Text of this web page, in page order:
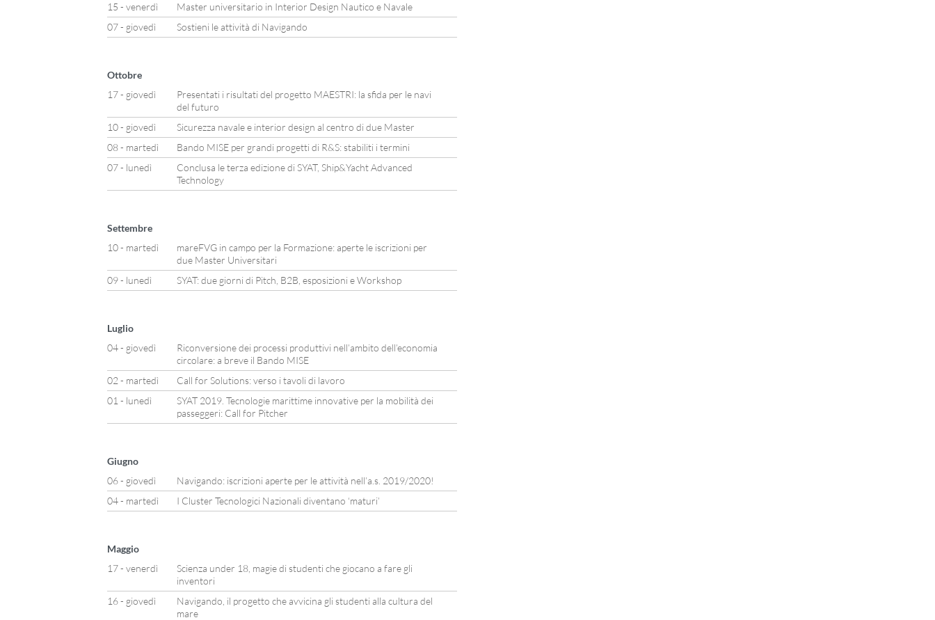
15 - venerdì
Master universitario in Interior Design Nautico e Navale
07 - giovedì
Sostieni le attività di Navigando
Ottobre
17 - giovedì
Presentati i risultati del progetto MAESTRI: la sfida per le navi
del futuro
10 - giovedì
Sicurezza navale e interior design al centro di due Master
08 - martedì
Bando MISE per grandi progetti di R&S: stabiliti i termini
07 - lunedì
Conclusa le terza edizione di SYAT, Ship&Yacht Advanced
Technology
Settembre
10 - martedì
mareFVG in campo per la Formazione: aperte le iscrizioni per
due Master Universitari
09 - lunedì
SYAT: due giorni di Pitch, B2B, esposizioni e Workshop
Luglio
04 - giovedì
Riconversione dei processi produttivi nell’ambito dell’economia
circolare: a breve il Bando MISE
02 - martedì
Call for Solutions: verso i tavoli di lavoro
01 - lunedì
SYAT 2019. Tecnologie marittime innovative per la mobilità dei
passeggeri: Call for Pitcher
Giugno
06 - giovedì
Navigando: iscrizioni aperte per le attività nell’a.s. 2019/2020!
04 - martedì
I Cluster Tecnologici Nazionali diventano ‘maturi’
Maggio
17 - venerdì
Scienza under 18, magie di studenti che giocano a fare gli
inventori
16 - giovedì
Navigando, il progetto che avvicina gli studenti alla cultura del
mare